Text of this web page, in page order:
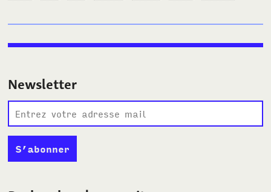
Newsletter